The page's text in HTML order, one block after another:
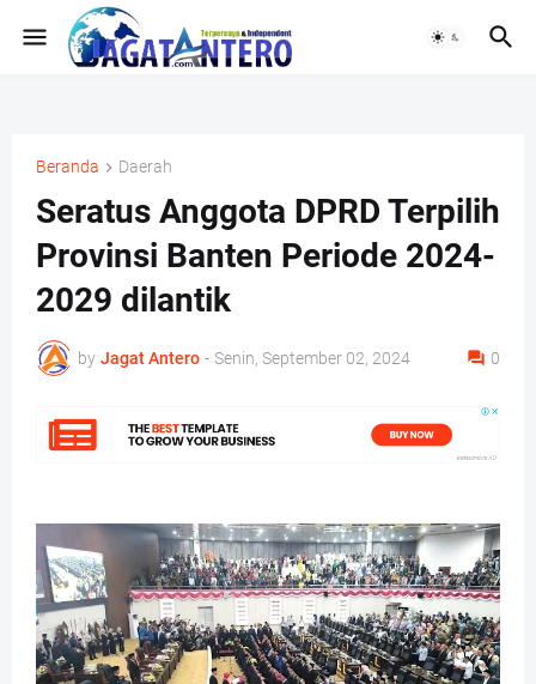
Beranda Daerah
Seratus Anggota DPRD Terpilih
Provinsi Banten Periode 2024-
2029 dilantik
by Jagat Antero - Senin, September 02, 2024 0